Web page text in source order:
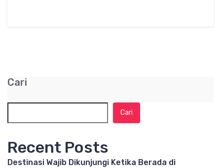
Cari
Cari
Recent Posts
Destinasi Wajib Dikunjungi Ketika Berada di